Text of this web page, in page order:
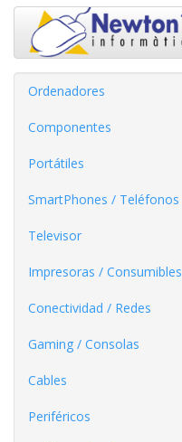
Ordenadores
Componentes
Portátiles
SmartPhones / Teléfonos
Televisor
Impresoras / Consumibles
Conectividad / Redes
Gaming / Consolas
Cables
Periféricos